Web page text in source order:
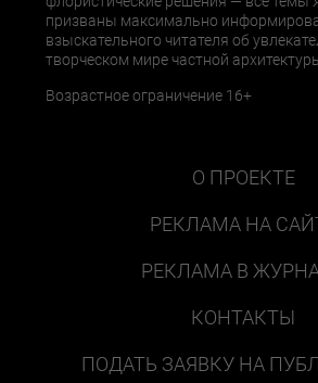
призваны максимально
взыскательного читателя об
творческом мире частной
Возрастное ограничение 16+
О ПРОЕКТЕ
РЕКЛАМА НА
РЕКЛАМА В
КОНТАКТЫ
ПОДАТЬ ЗАЯВКУ НА